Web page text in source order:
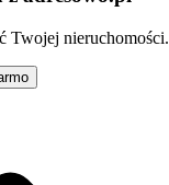
Twojej nieruchomości.